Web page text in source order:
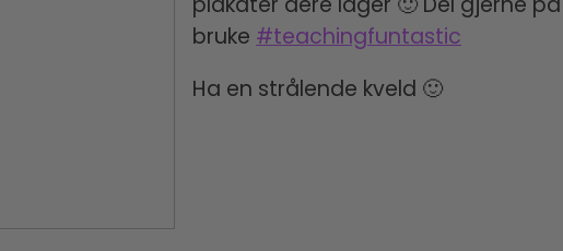
bruke #teachingfuntastic
Ha en strålende kveld 🙂